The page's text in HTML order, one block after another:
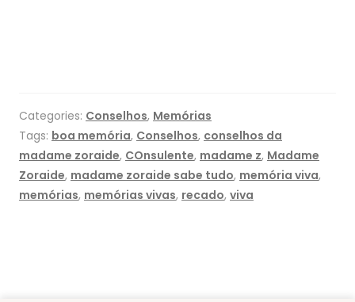
Categories: Conselhos, Memórias
Tags: boa memória, Conselhos, conselhos da
madame zoraide, COnsulente, madame z, Madame
Zoraide, madame zoraide sabe tudo, memória viva,
memórias, memórias vivas, recado, viva